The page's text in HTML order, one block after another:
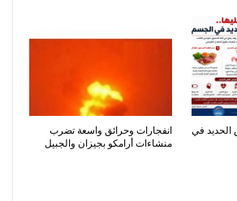
الحديد في
انفجارات وحرائق واسعة تضرب
منشاءات أرامكو بجيزان والجبيل